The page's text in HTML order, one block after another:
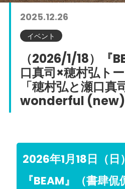
2025.12.26
イベント
（2026/1/18）『
口真司×穂村弘ト
「穂村弘と瀬口
wonderful (new)
2026年1月18日（日
『BEAM』（書肆